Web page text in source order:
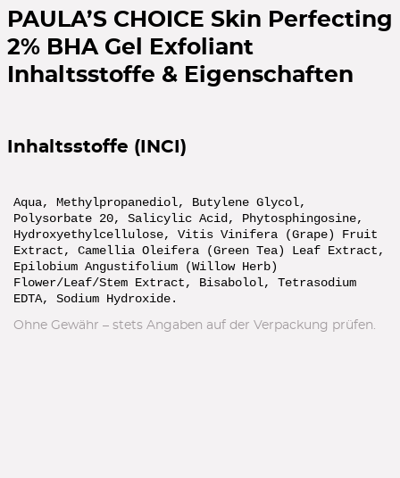
ZUR ANMELDUNG
ZUR ÜBERSICHT
AMAZON Beauty Deals
aktuelle Beauty-Angebote
ZUR ÜBERSICHT
PAULA’S CHOICE Skin Perfecting
2% BHA Gel Exfoliant
Inhaltsstoffe & Eigenschaften
Inhaltsstoffe (INCI)
Aqua, Methylpropanediol, Butylene Glycol,
Polysorbate 20, Salicylic Acid, Phytosphingosine,
Hydroxyethylcellulose, Vitis Vinifera (Grape) Fruit
Extract, Camellia Oleifera (Green Tea) Leaf Extract,
Epilobium Angustifolium (Willow Herb)
Flower/Leaf/Stem Extract, Bisabolol, Tetrasodium
EDTA, Sodium Hydroxide.
Ohne Gewähr – stets Angaben auf der Verpackung prüfen.